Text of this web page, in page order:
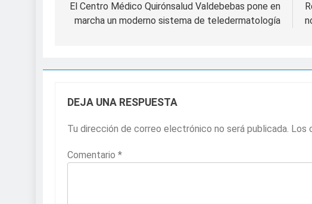
de
El Centro Médico Quirónsalud Valdebebas pone en
marcha un moderno sistema de teledermatología
DEJA UNA RESPUESTA
Tu dirección de correo electrónico no será publicada. Los
Comentario *